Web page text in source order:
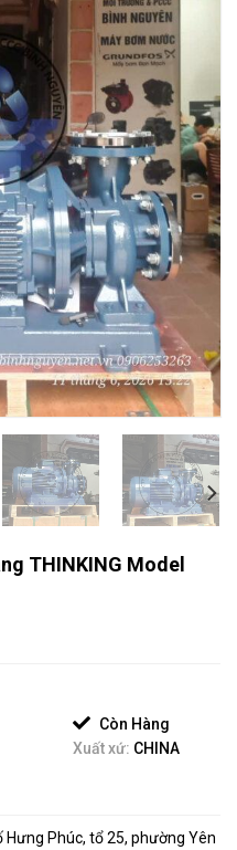
THINKING Model
Còn Hàng
Xuất xứ: CHINA
Phúc, tổ 25, phường Yên